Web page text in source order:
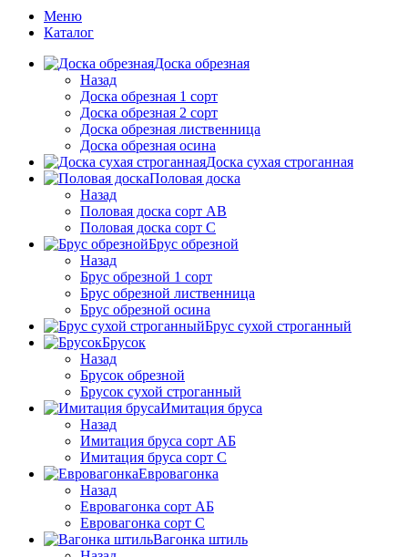
Меню
Каталог
Доска обрезная
Назад
Доска обрезная 1 сорт
Доска обрезная 2 сорт
Доска обрезная лиственница
Доска обрезная осина
Доска сухая строганная
Половая доска
Назад
Половая доска сорт АВ
Половая доска сорт С
Брус обрезной
Назад
Брус обрезной 1 сорт
Брус обрезной лиственница
Брус обрезной осина
Брус сухой строганный
Брусок
Назад
Брусок обрезной
Брусок сухой строганный
Имитация бруса
Назад
Имитация бруса сорт АБ
Имитация бруса сорт С
Евровагонка
Назад
Евровагонка сорт АБ
Евровагонка сорт С
Вагонка штиль